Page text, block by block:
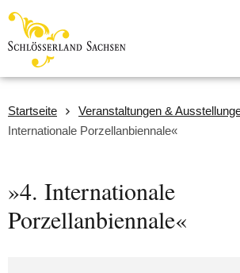
Startseite Veranstaltungen &
Internationale Porzellanbiennale«
»4. Internationale
Porzellanbiennale«